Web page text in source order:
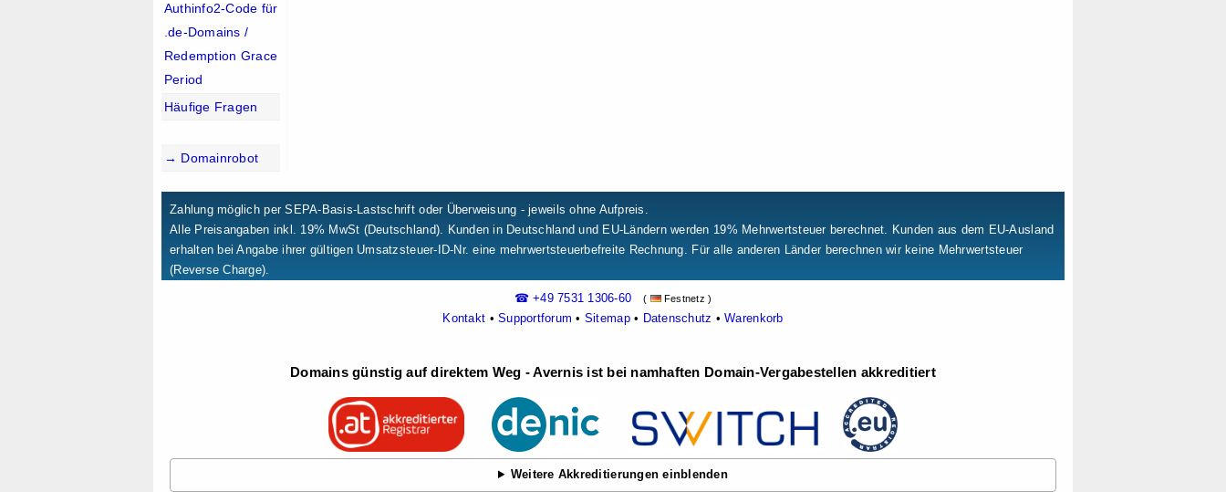
Authinfo2-Code für
.de-Domains /
Redemption Grace
Period
Häufige Fragen
→ Domainrobot
Zahlung möglich per SEPA-Basis-Lastschrift oder Überweisung - jeweils ohne Aufpreis.
Alle Preisangaben inkl. 19% MwSt (Deutschland). Kunden in Deutschland und EU-Ländern werden 19% Mehrwertsteuer berechnet. Kunden aus dem EU-Ausland
erhalten bei Angabe ihrer gültigen Umsatzsteuer-ID-Nr. eine mehrwertsteuerbefreite Rechnung. Für alle anderen Länder berechnen wir keine Mehrwertsteuer
(Reverse Charge).
☎ +49 7531 1306-60 ( Festnetz )
Kontakt •Supportforum • Sitemap• Datenschutz •Warenkorb
Domains günstig auf direktem Weg - Avernis ist bei namhaften Domain-Vergabestellen akkreditiert
Weitere Akkreditierungen einblenden